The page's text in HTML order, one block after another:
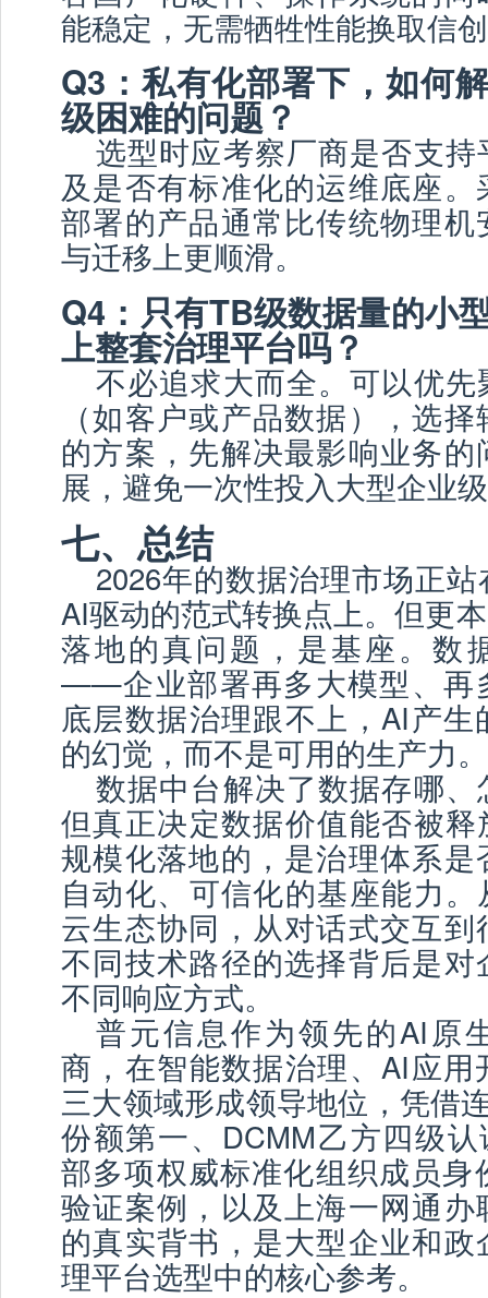
能稳定，无需牺牲性能换取信
Q3：私有化部署下，如何
级困难的问题？
选型时应考察厂商是否支
及是否有标准化的运维底座
部署的产品通常比传统物理
与迁移上更顺滑。
Q4：只有TB级数据量的小
上整套治理平台吗？
不必追求大而全。可以优
（如客户或产品数据），选
的方案，先解决最影响业务
展，避免一次性投入大型企业
七、总结
2026年的数据治理市场正
AI驱动的范式转换点上。但更
落地的真问题，是基座。数
——企业部署再多大模型、再
底层数据治理跟不上，AI产
的幻觉，而不是可用的生产力。
数据中台解决了数据存哪
但真正决定数据价值能否被
规模化落地的，是治理体系
自动化、可信化的基座能力
云生态协同，从对话式交互
不同技术路径的选择背后是
不同响应方式。
普元信息作为领先的AI原
商，在智能数据治理、AI应用
三大领域形成领导地位，凭借
份额第一、DCMM乙方四级
部多项权威标准化组织成员身
验证案例，以及上海一网通
的真实背书，是大型企业和
理平台选型中的核心参考。